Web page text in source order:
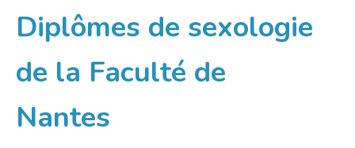
Diplômes de sexologie
de la Faculté de
Nantes